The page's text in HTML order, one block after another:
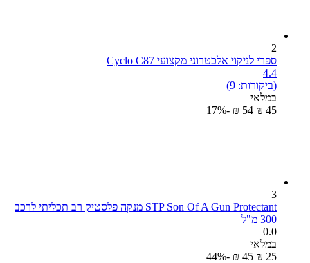
2
ספרי לניקוי אלכטרוני מקצועי Cyclo C87
4.4
(ביקורות: 9)
במלאי
₪ ‍45‍
₪ ‍54‍
-17%
3
STP Son Of A Gun Protectant מנקה פלסטיק רב תכליתי לרכב​
300 מ"ל
0.0
במלאי
₪ ‍25‍
₪ ‍45‍
-44%